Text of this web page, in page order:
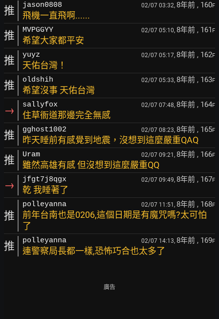
推 jason0808 02/07 03:32, 8年前 , 160F
飛機一直飛啊......
推 MVPGGYY 02/07 05:10, 8年前 , 161 F
希望大家都平安
推 yuyz 02/07 05:17, 8年前 , 162F
天佑台灣！
推 oldshih 02/07 05:33, 8年前 , 163F
希望沒事 天佑台灣
→ sallyfox 02/07 07:48, 8年前 , 164F
住草衙道那邊完全無感
推 gghost1002 02/07 08:23, 8年前 , 165F
昨天睡前有感覺到地震，沒想到這麼嚴重QAQ
推 Uram 02/07 09:21, 8年前 , 166F
雖然高雄有感 但沒想到這麼嚴重QQ
→ jfgt7j8qgx 02/07 09:49, 8年前 , 167F
乾 我睡著了
推
polleyanna 02/07 11:51, 8年前 , 168F
前年台南也是0206,這個日期是有魔咒嗎?太可怕
了
推 polleyanna 02/07 14:13, 8年前 , 169F
連警察局長都一樣,恐怖巧合也太多了
廣告